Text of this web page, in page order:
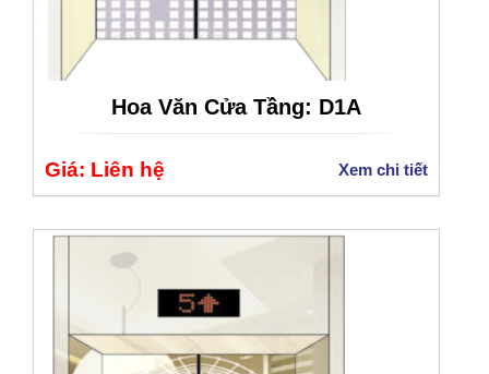
Hoa Văn Cửa Tầng: D1A
Giá: Liên hệ Xem chi tiết